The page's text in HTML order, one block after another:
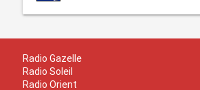
Radio Gazelle
Radio Soleil
Radio Orient